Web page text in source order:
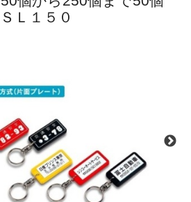
Ｌ１５０